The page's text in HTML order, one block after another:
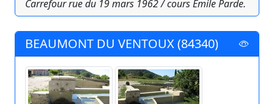
Carrefour rue du 19 mars 1962 / cours Emile Parde.
BEAUMONT DU VENTOUX (84340)